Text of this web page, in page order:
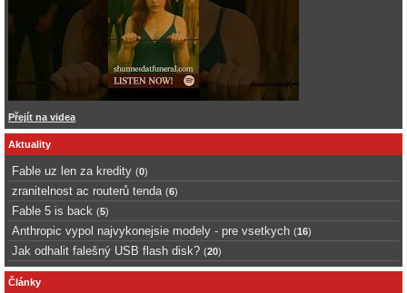
Přejít na videa
Aktuality
Fable uz len za kredity (0)
zranitelnost ac routerů tenda (6)
Fable 5 is back (5)
Anthropic vypol najvykonejsie modely - pre vsetkych (16)
Jak odhalit falešný USB flash disk? (20)
Články